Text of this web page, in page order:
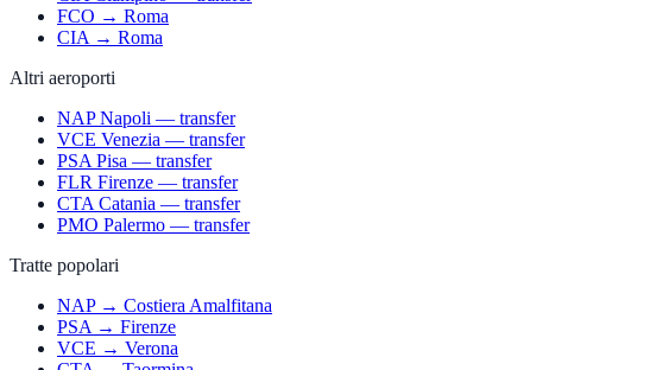
FCO → Roma
CIA → Roma
Altri aeroporti
NAP Napoli — transfer
VCE Venezia — transfer
PSA Pisa — transfer
FLR Firenze — transfer
CTA Catania — transfer
PMO Palermo — transfer
Tratte popolari
NAP → Costiera Amalfitana
PSA → Firenze
VCE → Verona